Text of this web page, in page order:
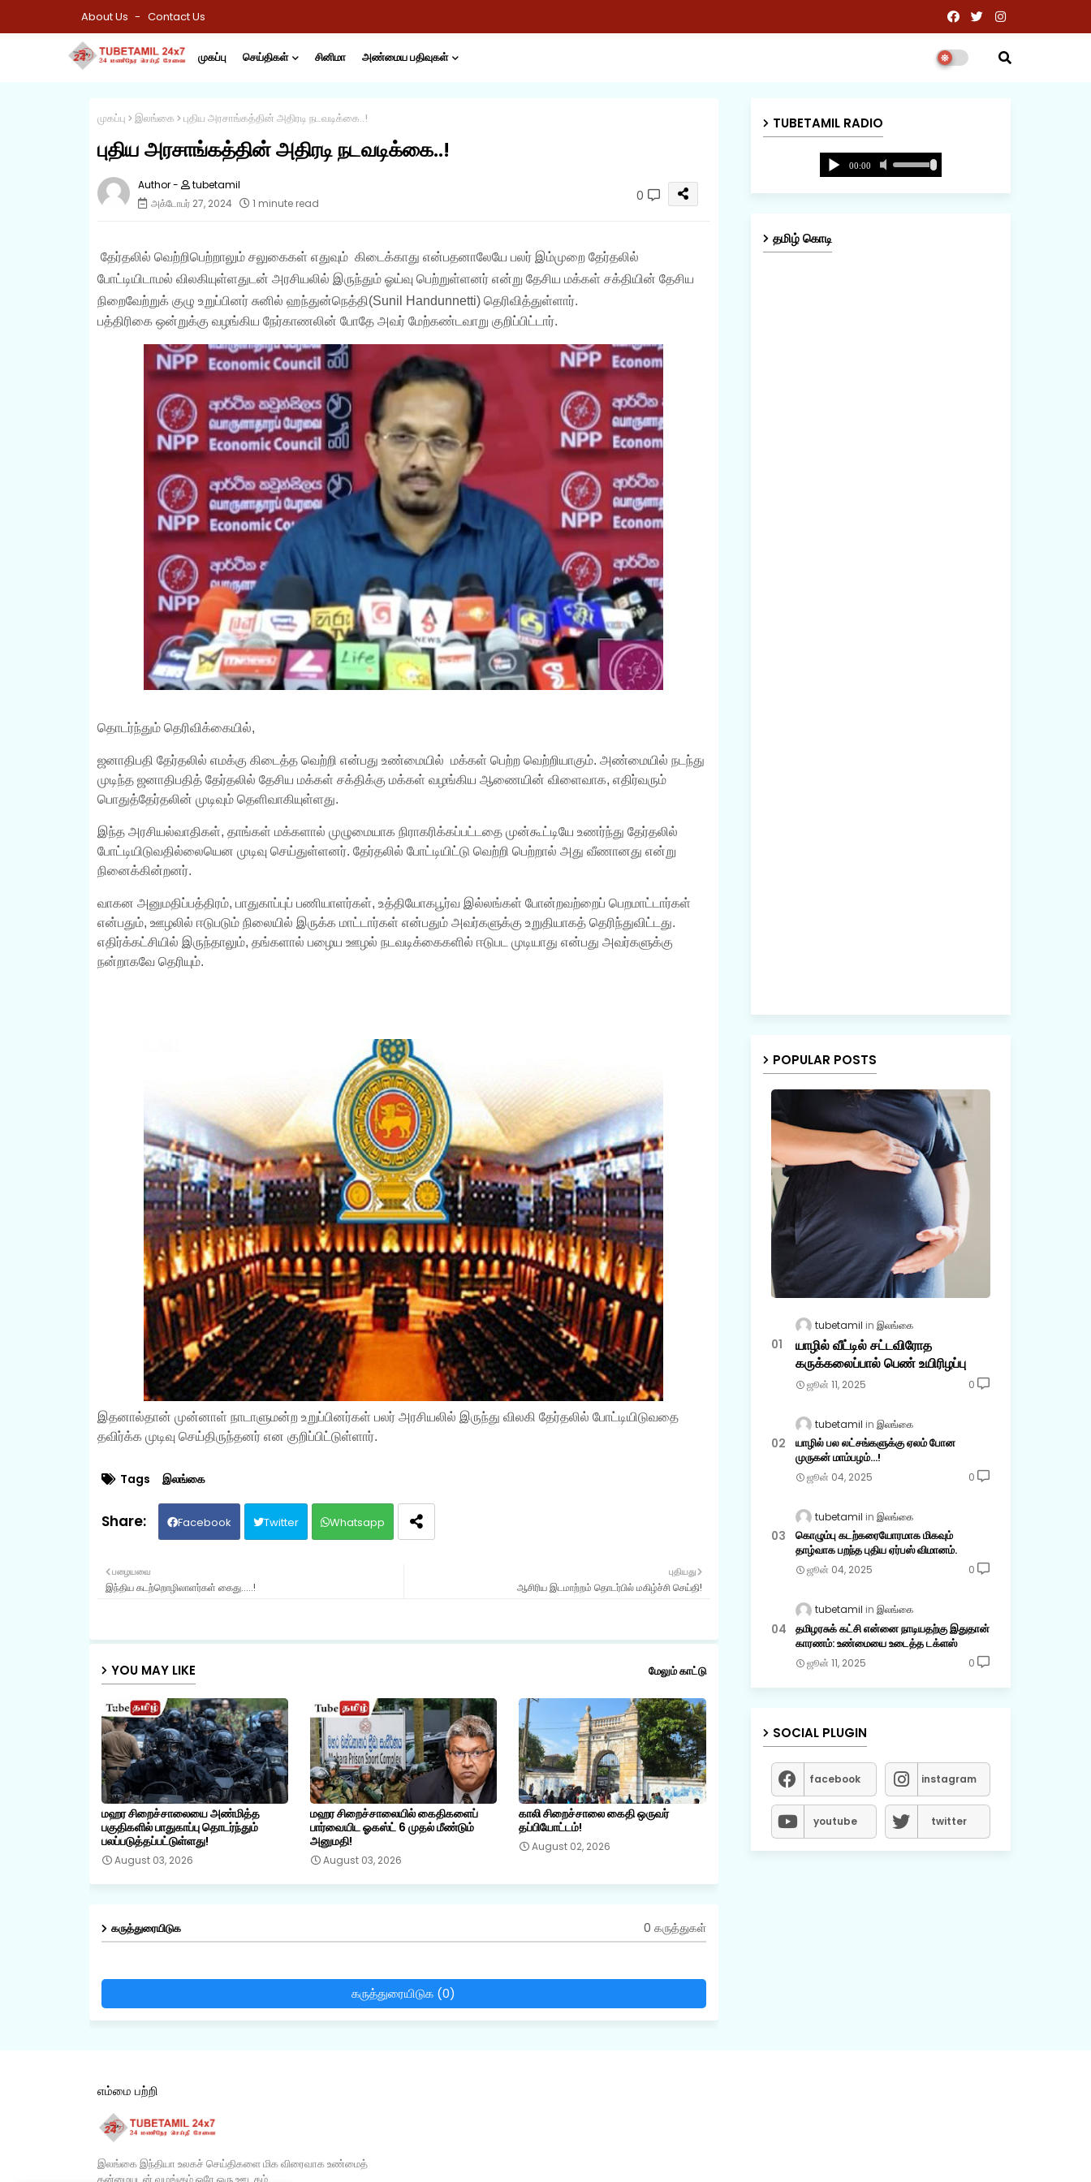
About Us Contact Us
முகப்பு செய்திகள் சினிமா அண்மைய பதிவுகள்
முகப்பு இலங்கை புதிய அரசாங்கத்தின் அதிரடி நடவடிக்கை..!
புதிய அரசாங்கத்தின் அதிரடி நடவடிக்கை..!
tubetamil
அக்டோபர் 27, 2024
1 minute read 0
தேர்தலில் வெற்றிபெற்றாலும் சலுகைகள் எதுவும் கிடைக்காது என்பதனாலேயே பலர் இம்முறை தேர்தலில்
போட்டியிடாமல் விலகியுள்ளதுடன் அரசியலில் இருந்தும் ஓய்வு பெற்றுள்ளனர் என்று தேசிய மக்கள் சக்தியின் தேசிய
நிறைவேற்றுக் குழு உறுப்பினர் சுனில் ஹந்துன்நெத்தி(Sunil Handunnetti) தெரிவித்துள்ளார்.
பத்திரிகை ஒன்றுக்கு வழங்கிய நேர்காணலின் போதே அவர் மேற்கண்டவாறு குறிப்பிட்டார்.
தொடர்ந்தும் தெரிவிக்கையில்,
ஜனாதிபதி தேர்தலில் எமக்கு கிடைத்த வெற்றி என்பது உண்மையில் மக்கள் பெற்ற வெற்றியாகும். அண்மையில் நடந்து
முடிந்த ஜனாதிபதித் தேர்தலில் தேசிய மக்கள் சக்திக்கு மக்கள் வழங்கிய ஆணையின் விளைவாக, எதிர்வரும்
பொதுத்தேர்தலின் முடிவும் தெளிவாகியுள்ளது.
இந்த அரசியல்வாதிகள், தாங்கள் மக்களால் முழுமையாக நிராகரிக்கப்பட்டதை முன்கூட்டியே உணர்ந்து தேர்தலில்
போட்டியிடுவதில்லையென முடிவு செய்துள்ளனர். தேர்தலில் போட்டியிட்டு வெற்றி பெற்றால் அது வீணானது என்று
நினைக்கின்றனர்.
வாகன அனுமதிப்பத்திரம், பாதுகாப்புப் பணியாளர்கள், உத்தியோகபூர்வ இல்லங்கள் போன்றவற்றைப் பெறமாட்டார்கள்
என்பதும், ஊழலில் ஈடுபடும் நிலையில் இருக்க மாட்டார்கள் என்பதும் அவர்களுக்கு உறுதியாகத் தெரிந்துவிட்டது.
எதிர்க்கட்சியில் இருந்தாலும், தங்களால் பழைய ஊழல் நடவடிக்கைகளில் ஈடுபட முடியாது என்பது அவர்களுக்கு
நன்றாகவே தெரியும்.
இதனால்தான் முன்னாள் நாடாளுமன்ற உறுப்பினர்கள் பலர் அரசியலில் இருந்து விலகி தேர்தலில் போட்டியிடுவதை
தவிர்க்க முடிவு செய்திருந்தனர் என குறிப்பிட்டுள்ளார்.
Tags இலங்கை
Facebook Twitter Whatsapp
புதியது
ஆசிரிய இடமாற்றம் தொடர்பில் மகிழ்ச்சி செய்தி!
பழையவை
இந்திய கடற்றொழிலாளர்கள் கைது.....!
YOU MAY LIKE மேலும் காட்டு
மஹர சிறைச்சாலையை அண்மித்த
பகுதிகளில் பாதுகாப்பு தொடர்ந்தும்
பலப்படுத்தப்பட்டுள்ளது!
August 03, 2026
மஹர சிறைச்சாலையில் கைதிகளைப்
பார்வையிட ஓகஸ்ட் 6 முதல் மீண்டும்
அனுமதி!
August 03, 2026
காலி சிறைச்சாலை கைதி ஒருவர்
தப்பியோட்டம்!
August 02, 2026
கருத்துரையிடுக 0 கருத்துகள்
கருத்துரையிடுக (0)
TUBETAMIL RADIO
தமிழ் கொடி
POPULAR POSTS
tubetamil இலங்கை
யாழில் வீட்டில் சட்டவிரோத
கருக்கலைப்பால் பெண் உயிரிழப்பு
ஜூன் 11, 2025 0
tubetamil இலங்கை
யாழில் பல லட்சங்களுக்கு ஏலம் போன
முருகன் மாம்பழம்...!
ஜூன் 04, 2025 0
tubetamil இலங்கை
கொழும்பு கடற்கரையோரமாக மிகவும்
தாழ்வாக பறந்த புதிய ஏர்பஸ் விமானம்.
ஜூன் 04, 2025 0
tubetamil இலங்கை
தமிழரசுக் கட்சி என்னை நாடியதற்கு இதுதான்
காரணம்: உண்மையை உடைத்த டக்ளஸ்
ஜூன் 11, 2025 0
SOCIAL PLUGIN
facebook instagram
youtube twitter
எம்மை பற்றி
இலங்கை இந்தியா உலகச் செய்திகளை மிக விரைவாக உண்மைத்